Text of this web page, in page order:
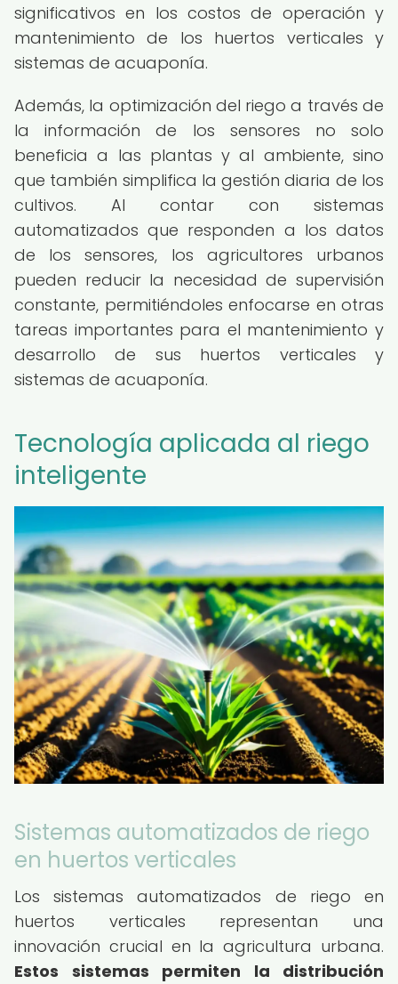
significativos en los costos de operación y
mantenimiento de los huertos verticales y
sistemas de acuaponía.
Además, la optimización del riego a través de
la información de los sensores no solo
beneficia a las plantas y al ambiente, sino
que también simplifica la gestión diaria de los
cultivos. Al contar con sistemas
automatizados que responden a los datos
de los sensores, los agricultores urbanos
pueden reducir la necesidad de supervisión
constante, permitiéndoles enfocarse en otras
tareas importantes para el mantenimiento y
desarrollo de sus huertos verticales y
sistemas de acuaponía.
Tecnología aplicada al riego
inteligente
Sistemas automatizados de riego
en huertos verticales
Los sistemas automatizados de riego en
huertos verticales representan una
innovación crucial en la agricultura urbana.
Estos sistemas permiten la distribución